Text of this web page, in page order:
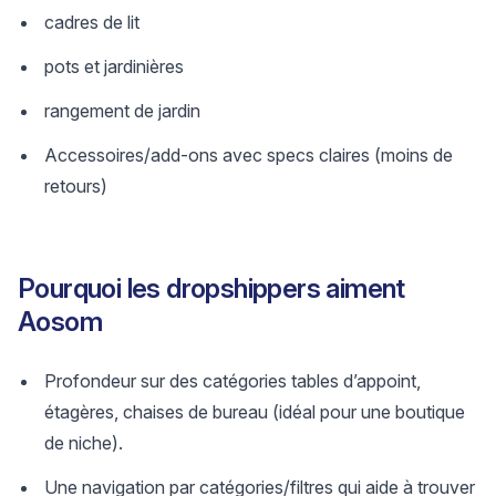
cadres de lit
pots et jardinières
rangement de jardin
Accessoires/add-ons avec specs claires (moins de
retours)
Pourquoi les dropshippers aiment
Aosom
Profondeur sur des catégories tables d’appoint,
étagères, chaises de bureau (idéal pour une boutique
de niche).
Une navigation par catégories/filtres qui aide à trouver